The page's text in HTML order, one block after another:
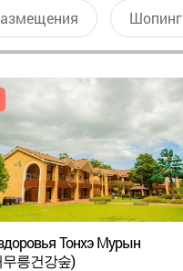
Шопинг
Тонхэ Мурын
무릉건강숲)